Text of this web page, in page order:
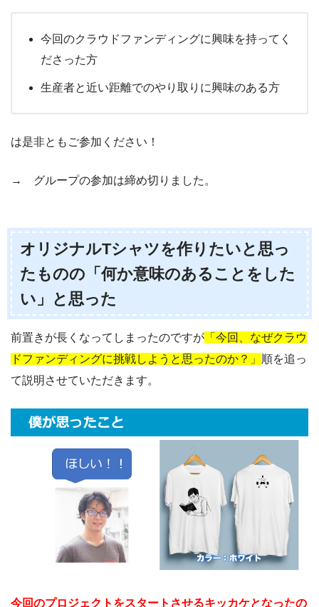
今回のクラウドファンディングに興味を持ってく
ださった方
生産者と近い距離でのやり取りに興味のある方
は是非ともご参加ください！
→ グループの参加は締め切りました。
オリジナルTシャツを作りたいと思っ
たものの「何か意味のあることをした
い」と思った
前置きが長くなってしまったのですが 「今回、なぜクラウ
ドファンディングに挑戦しようと思ったのか？」 順を追っ
て説明させていただきます。
今回のプロジェクトをスタートさせるキッカケとなったの